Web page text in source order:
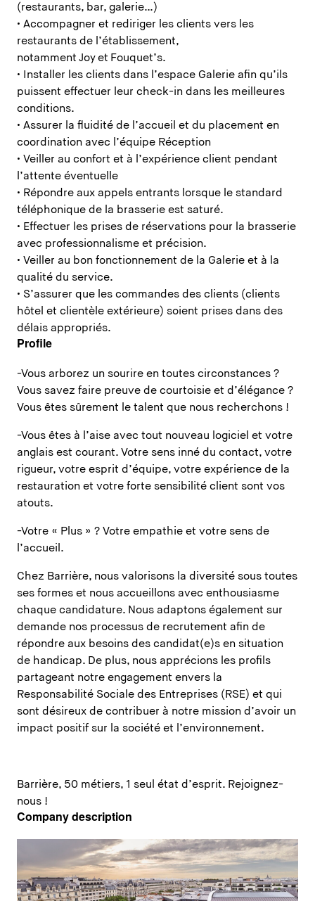
(restaurants, bar, galerie…)
• Accompagner et rediriger les clients vers les
restaurants de l’établissement,
notamment Joy et Fouquet’s.
• Installer les clients dans l’espace Galerie afin qu’ils
puissent effectuer leur check-in dans les meilleures
conditions.
• Assurer la fluidité de l’accueil et du placement en
coordination avec l’équipe Réception
• Veiller au confort et à l’expérience client pendant
l’attente éventuelle
• Répondre aux appels entrants lorsque le standard
téléphonique de la brasserie est saturé.
• Effectuer les prises de réservations pour la brasserie
avec professionnalisme et précision.
• Veiller au bon fonctionnement de la Galerie et à la
qualité du service.
• S’assurer que les commandes des clients (clients
hôtel et clientèle extérieure) soient prises dans des
délais appropriés.
Profile
-Vous arborez un sourire en toutes circonstances ?
Vous savez faire preuve de courtoisie et d’élégance ?
Vous êtes sûrement le talent que nous recherchons !
-Vous êtes à l’aise avec tout nouveau logiciel et votre
anglais est courant. Votre sens inné du contact, votre
rigueur, votre esprit d’équipe, votre expérience de la
restauration et votre forte sensibilité client sont vos
atouts.
-Votre « Plus » ? Votre empathie et votre sens de
l’accueil.
Chez Barrière, nous valorisons la diversité sous toutes
ses formes et nous accueillons avec enthousiasme
chaque candidature. Nous adaptons également sur
demande nos processus de recrutement afin de
répondre aux besoins des candidat(e)s en situation
de handicap. De plus, nous apprécions les profils
partageant notre engagement envers la
Responsabilité Sociale des Entreprises (RSE) et qui
sont désireux de contribuer à notre mission d’avoir un
impact positif sur la société et l’environnement.
Barrière, 50 métiers, 1 seul état d’esprit. Rejoignez-
nous !
Company description